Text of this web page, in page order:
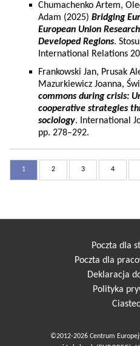
Chumachenko Artem,
Adam (2025) Bridging
European Union
Developed Regions.
International Relations
Frankowski Jan, Prusak
Mazurkiewicz Joanna,
commons during crisis:
cooperative strategies
sociology. International
pp. 278–292.
1 2 3 4
Poczta dla
Poczta dla
Deklaracja
Polityka
©2012-2026 Centrum